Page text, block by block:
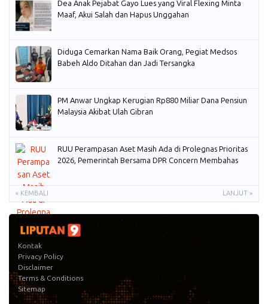
Dea Anak Pejabat Gayo Lues yang Viral Flexing Minta
Maaf, Akui Salah dan Hapus Unggahan
Diduga Cemarkan Nama Baik Orang, Pegiat Medsos
Babeh Aldo Ditahan dan Jadi Tersangka
PM Anwar Ungkap Kerugian Rp880 Miliar Dana Pensiun
Malaysia Akibat Ulah Gibran
RUU Perampasan Aset Masih Ada di Prolegnas Prioritas
2026, Pemerintah Bersama DPR Concern Membahas
« KEMBALI LANJUT »
Kontak
Privacy Policy
Disclaimer
Terms & Conditions
Sitemap